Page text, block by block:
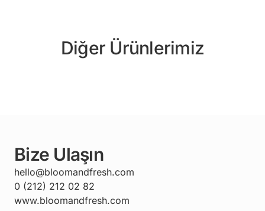
Diğer Ürünlerimiz
Bize Ulaşın
hello@bloomandfresh.com
0 (212) 212 02 82
www.bloomandfresh.com